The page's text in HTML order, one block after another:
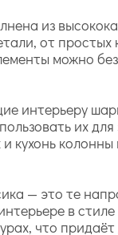
из
от
можно
интерьеру
их
колонны
— это те
в
что